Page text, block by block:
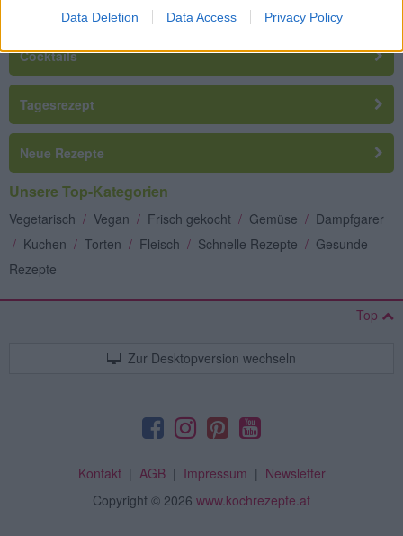
Data Deletion Data Access Privacy Policy
Cocktails
Tagesrezept
Neue Rezepte
Unsere Top-Kategorien
Vegetarisch / Vegan / Frisch gekocht / Gemüse / Dampfgarer
/ Kuchen / Torten / Fleisch / Schnelle Rezepte / Gesunde
Rezepte
Top
Zur Desktopversion wechseln
Kontakt| AGB| Impressum | Newsletter
Copyright © 2026 www.kochrezepte.at